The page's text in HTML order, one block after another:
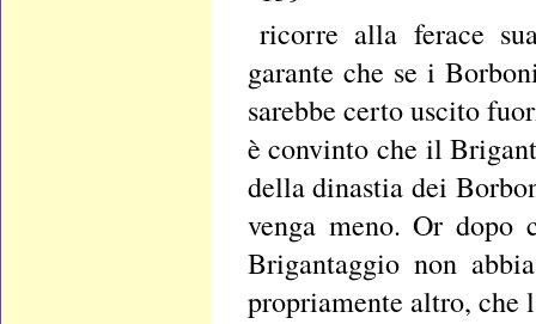
ricorre alla ferace
garante che se i
sarebbe certo uscito
è convinto che il
della dinastia dei
venga meno. Or dopo
Brigantaggio non
propriamente altro, che